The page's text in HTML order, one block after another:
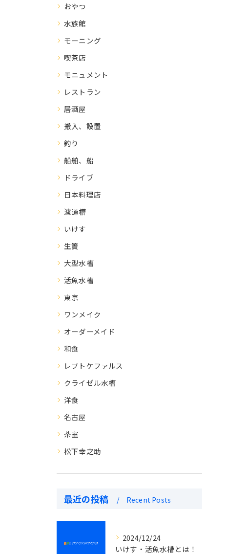
おやつ
水族館
モーニング
喫茶店
モニュメント
レストラン
居酒屋
搬入、設置
釣り
船舶、船
ドライブ
日本料理店
濾過槽
いけす
生簀
大型水槽
活魚水槽
東京
ワンメイク
オーダーメイド
和食
レプトケファルス
クライゼル水槽
洋食
名古屋
茶室
松下幸之助
最近の投稿 Recent Posts
2024/12/24
いけす・活魚水槽とは！